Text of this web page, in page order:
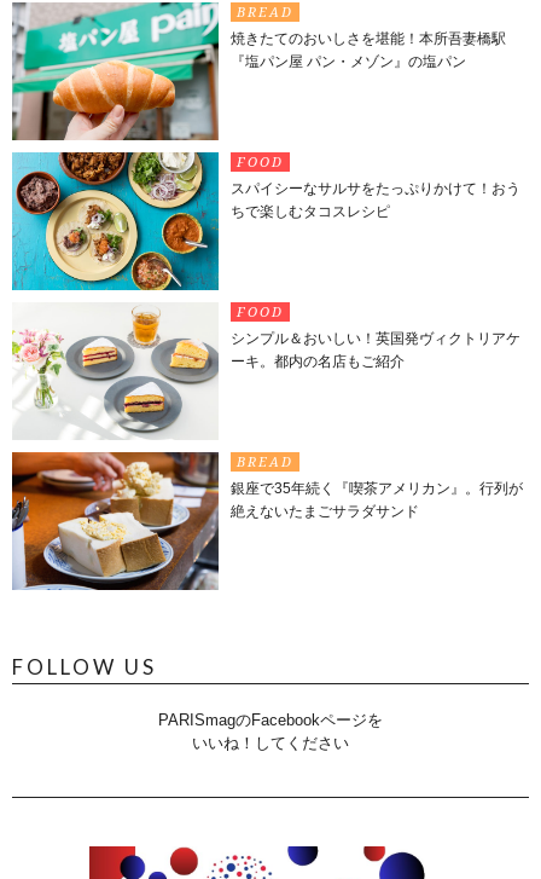
BREAD
焼きたてのおいしさを堪能！本所吾妻橋駅
『塩パン屋 パン・メゾン』の塩パン
FOOD
スパイシーなサルサをたっぷりかけて！おう
ちで楽しむタコスレシピ
FOOD
シンプル＆おいしい！英国発ヴィクトリアケ
ーキ。都内の名店もご紹介
BREAD
銀座で35年続く『喫茶アメリカン』。行列が
絶えないたまごサラダサンド
FOLLOW US
PARISmagのFacebookページを
いいね！してください